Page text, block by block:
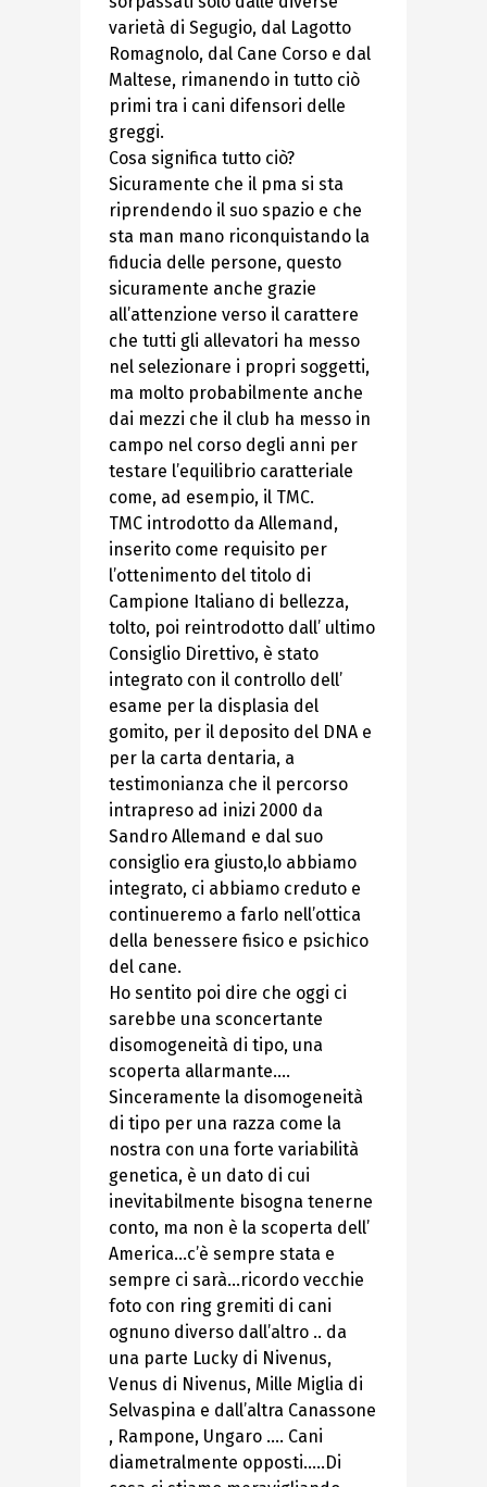
varietà di Segugio, dal Lagotto
Romagnolo, dal Cane Corso e dal
Maltese, rimanendo in tutto ciò
primi tra i cani difensori delle
greggi.
Cosa significa tutto ciò?
Sicuramente che il pma si sta
riprendendo il suo spazio e che
sta man mano riconquistando la
fiducia delle persone, questo
sicuramente anche grazie
all’attenzione verso il carattere
che tutti gli allevatori ha messo
nel selezionare i propri soggetti,
ma molto probabilmente anche
dai mezzi che il club ha messo in
campo nel corso degli anni per
testare l’equilibrio caratteriale
come, ad esempio, il TMC.
TMC introdotto da Allemand,
inserito come requisito per
l’ottenimento del titolo di
Campione Italiano di bellezza,
tolto, poi reintrodotto dall’ ultimo
Consiglio Direttivo, è stato
integrato con il controllo dell’
esame per la displasia del
gomito, per il deposito del DNA e
per la carta dentaria, a
testimonianza che il percorso
intrapreso ad inizi 2000 da
Sandro Allemand e dal suo
consiglio era giusto,lo abbiamo
integrato, ci abbiamo creduto e
continueremo a farlo nell’ottica
della benessere fisico e psichico
del cane.
Ho sentito poi dire che oggi ci
sarebbe una sconcertante
disomogeneità di tipo, una
scoperta allarmante….
Sinceramente la disomogeneità
di tipo per una razza come la
nostra con una forte variabilità
genetica, è un dato di cui
inevitabilmente bisogna tenerne
conto, ma non è la scoperta dell’
America…c’è sempre stata e
sempre ci sarà…ricordo vecchie
foto con ring gremiti di cani
ognuno diverso dall’altro .. da
una parte Lucky di Nivenus,
Venus di Nivenus, Mille Miglia di
Selvaspina e dall’altra Canassone
, Rampone, Ungaro …. Cani
diametralmente opposti…..Di